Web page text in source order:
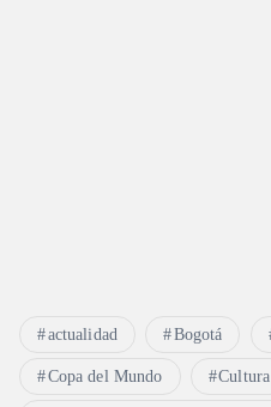
actualidad Bogotá
Copa del Mundo Cultura